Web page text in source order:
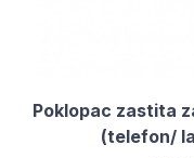
Poklopac zastita
(telefon/